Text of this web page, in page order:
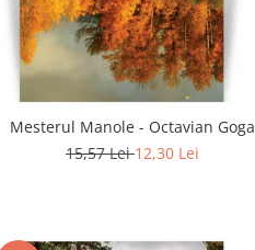
Mesterul Manole - Octavian Goga
15,57 Lei12,30 Lei